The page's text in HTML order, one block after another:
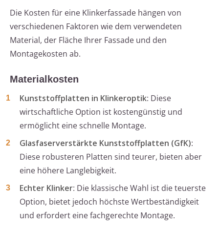
Die Kosten für eine Klinkerfassade hängen von
verschiedenen Faktoren wie dem verwendeten
Material, der Fläche Ihrer Fassade und den
Montagekosten ab.
Materialkosten
Kunststoffplatten in Klinkeroptik: Diese
wirtschaftliche Option ist kostengünstig und
ermöglicht eine schnelle Montage.
Glasfaserverstärkte Kunststoffplatten (GfK):
Diese robusteren Platten sind teurer, bieten aber
eine höhere Langlebigkeit.
Echter Klinker: Die klassische Wahl ist die teuerste
Option, bietet jedoch höchste Wertbeständigkeit
und erfordert eine fachgerechte Montage.